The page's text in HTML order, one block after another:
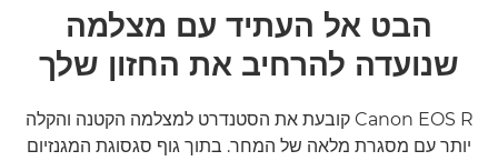
הבט אל העתיד עם מצלמה
שנועדה להרחיב את החזון שלך
Canon EOS R קובעת את הסטנדרט למצלמה הקטנה והקלה
יותר עם מסגרת מלאה של המחר. בתוך גוף סגסוגת המגנזיום